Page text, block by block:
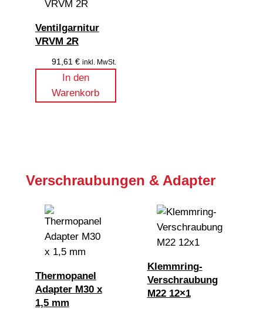
Ventilgarnitur
VRVM 2R
91,61 € inkl. MwSt.
In den
Warenkorb
Verschraubungen & Adapter
Thermopanel
Adapter M30 x
1,5 mm
Klemmring-
Verschraubung
M22 12×1